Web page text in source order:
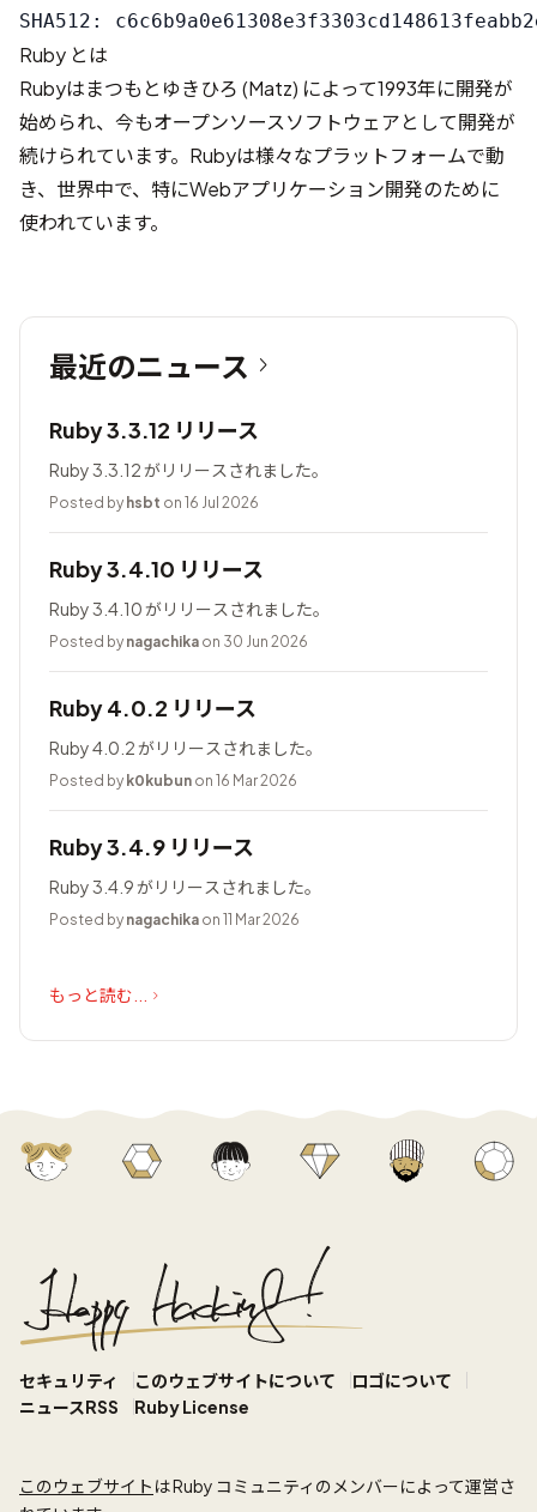
Ruby とは
Rubyはまつもとゆきひろ (Matz) によって1993年に開発が
始められ、今もオープンソースソフトウェアとして開発が
続けられています。Rubyは様々なプラットフォームで動
き、世界中で、特にWebアプリケーション開発のために
使われています。
最近のニュース
Ruby 3.3.12 リリース
Ruby 3.3.12 がリリースされました。
Posted by hsbt on 16 Jul 2026
Ruby 3.4.10 リリース
Ruby 3.4.10 がリリースされました。
Posted by nagachika on 30 Jun 2026
Ruby 4.0.2 リリース
Ruby 4.0.2 がリリースされました。
Posted by k0kubun on 16 Mar 2026
Ruby 3.4.9 リリース
Ruby 3.4.9 がリリースされました。
Posted by nagachika on 11 Mar 2026
もっと読む...
セキュリティ このウェブサイトについて
ロゴについて
ニュースRSS
Ruby License
このウェブサイト は Ruby コミュニティのメンバーによって運営さ